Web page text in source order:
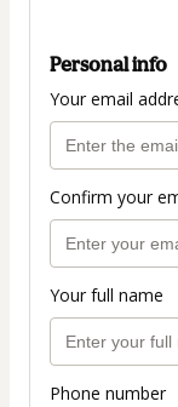
Personal info
Your email
Confirm your
Your full name
Phone number